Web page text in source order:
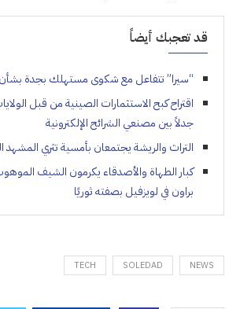
قد تعجبك أيضاً
“سيرا” تتفاعل مع شكوى مستهلك بجدة بشأن
اقتراح كبح الاستثمارات الصينية من قبل
جدلاً بين مصنعي الشرائح الإلكترونية
التراث والريشة يجتمعان بأمسية تثري المشهد
كبار الطهاة والأصدقاء يكرمون الشيف
براون في لويزفيل بصفته ثوريًا
NEWS
SOLEDAD
TECH